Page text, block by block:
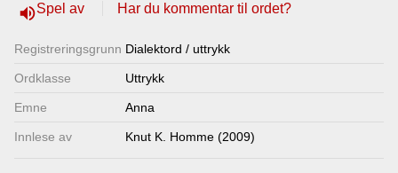
volume_upSpel av Har du kommentar til ordet?
Registrerings­grunn Dialektord / uttrykk
Ordklasse Uttrykk
Emne Anna
Innlese av Knut K. Homme (2009)
Lenkjer
Kontakt
oss